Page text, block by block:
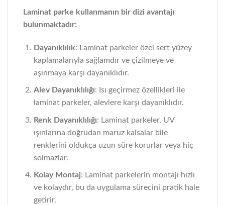
Laminat parke kullanmanın bir dizi avantajı
bulunmaktadır:
Dayanıklılık: Laminat parkeler özel sert yüzey
kaplamalarıyla sağlamdır ve çizilmeye ve
aşınmaya karşı dayanıklıdır.
Alev Dayanıklılığı: Isı geçirmez özellikleri ile
laminat parkeler, alevlere karşı dayanıklıdır.
Renk Dayanıklılığı: Laminat parkeler, UV
ışınlarına doğrudan maruz kalsalar bile
renklerini oldukça uzun süre korurlar veya hiç
solmazlar.
Kolay Montaj: Laminat parkelerin montajı hızlı
ve kolaydır, bu da uygulama sürecini pratik hale
getirir.